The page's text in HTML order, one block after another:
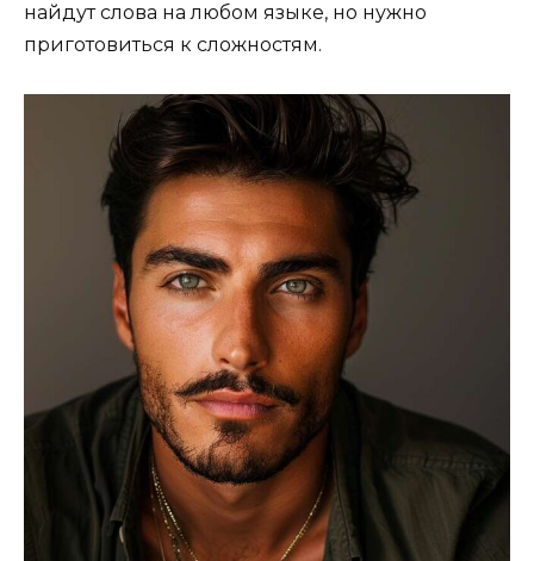
найдут слова на любом языке, но нужно
приготовиться к сложностям.